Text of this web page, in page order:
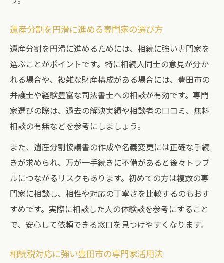
遺産分割を円滑に進める専門家の選び方
遺産分割を円滑に進めるためには、相続に強い専門家を
選ぶことがポイントです。特に相続人同士の意見が分か
れる場合や、複雑な財産構成がある場合には、豊田市の
弁護士や経験豊富な司法書士への相談が有効です。専門
家選びの際は、過去の解決実績や相談者の口コミ、無料
相談の有無などを参考にしましょう。
また、遺産分割協議書の作成や名義変更には正確な手続
きが求められ、万が一手続きに不備があると後々トラブ
ルにつながるリスクもあります。初めての方は複数の専
門家に相談し、相性や対応の丁寧さを比較するのもおす
すめです。実際に相談した人の体験談を参考にすること
で、安心して依頼できる窓口を見つけやすくなります。
相続税対応に強い豊田市の専門家活用法